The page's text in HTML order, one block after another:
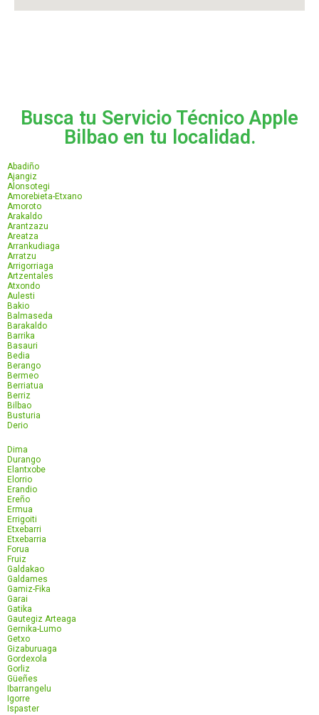
Busca tu Servicio Técnico Apple
Bilbao en tu localidad.
Abadiño
Ajangiz
Alonsotegi
Amorebieta-Etxano
Amoroto
Arakaldo
Arantzazu
Areatza
Arrankudiaga
Arratzu
Arrigorriaga
Artzentales
Atxondo
Aulesti
Bakio
Balmaseda
Barakaldo
Barrika
Basauri
Bedia
Berango
Bermeo
Berriatua
Berriz
Bilbao
Busturia
Derio
Dima
Durango
Elantxobe
Elorrio
Erandio
Ereño
Ermua
Errigoiti
Etxebarri
Etxebarria
Forua
Fruiz
Galdakao
Galdames
Gamiz-Fika
Garai
Gatika
Gautegiz Arteaga
Gernika-Lumo
Getxo
Gizaburuaga
Gordexola
Gorliz
Güeñes
Ibarrangelu
Igorre
Ispaster